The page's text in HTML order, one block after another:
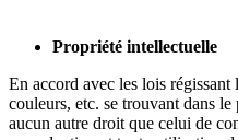
Propriété intellectuelle
En accord avec les lois
couleurs, etc. se trouvant dans
aucun autre droit que celui de